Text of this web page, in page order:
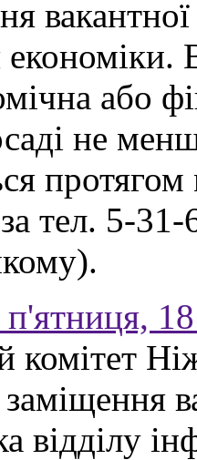
економіки.
або
не
протягом
за тел. 5-
комітет
відділу